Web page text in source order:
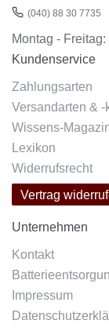
(040) 88 30 7735
Montag -
Kundenservice
Zahlungsarten
Versandarten & -
Wissens-
Lexikon
Widerrufsrecht
Vertrag
Unternehmen
Kontakt
Impressum